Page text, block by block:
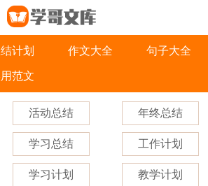
计划 作文大全 句子大全
范文
活动总结 年终总结
学习总结 工作计划
学习计划 教学计划